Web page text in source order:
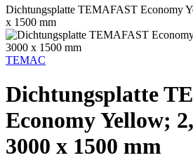
Dichtungsplatte TEMAFAST Economy
x 1500 mm
TEMAC
Dichtungsplatte
Economy Yellow;
3000 x 1500 mm